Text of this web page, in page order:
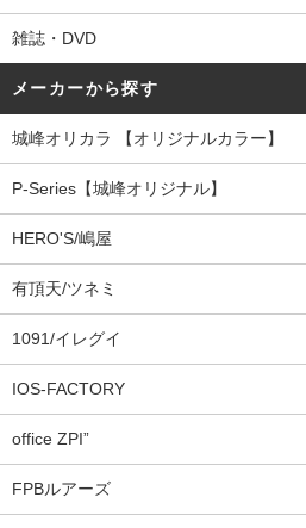
雑誌・DVD
メーカーから探す
城峰オリカラ 【オリジナルカラー】
P-Series【城峰オリジナル】
HERO'S/嶋屋
有頂天/ツネミ
1091/イレグイ
IOS-FACTORY
office ZPI”
FPBルアーズ